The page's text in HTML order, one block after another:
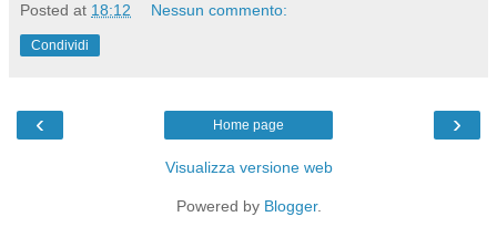
Posted at 18:12 Nessun commento:
Condividi
‹ ›
Home page
Visualizza versione web
Powered by Blogger.